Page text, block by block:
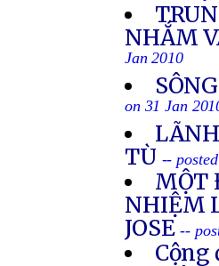
NHẮM
Jan 2010
on 31 Jan
TÙ --
MỘT
NHIỆM
JOSE --
Cộng